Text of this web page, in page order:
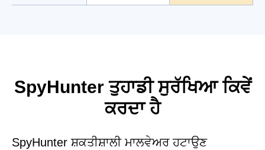
SpyHunter ਤੁਹਾਡੀ ਸੁਰੱਖਿਆ ਕਿਵੇਂ
ਕਰਦਾ ਹੈ
SpyHunter ਸ਼ਕਤੀਸ਼ਾਲੀ ਮਾਲਵੇਅਰ ਹਟਾਉਣ